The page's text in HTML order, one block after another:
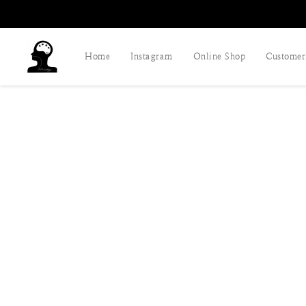
Home Instagram Online Shop